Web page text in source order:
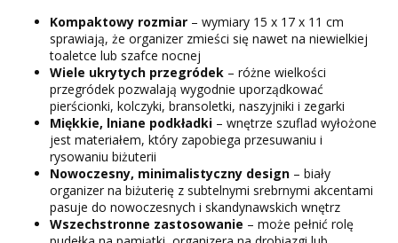
Kompaktowy rozmiar – wymiary 15 x 17 x 11 cm
sprawiają, że organizer zmieści się nawet na niewielkiej
toaletce lub szafce nocnej
Wiele ukrytych przegródek – różne wielkości
przegródek pozwalają wygodnie uporządkować
pierścionki, kolczyki, bransoletki, naszyjniki i zegarki
Miękkie, lniane podkładki – wnętrze szuflad wyłożone
jest materiałem, który zapobiega przesuwaniu i
rysowaniu biżuterii
Nowoczesny, minimalistyczny design – biały
organizer na biżuterię z subtelnymi srebrnymi akcentami
pasuje do nowoczesnych i skandynawskich wnętrz
Wszechstronne zastosowanie – może pełnić rolę